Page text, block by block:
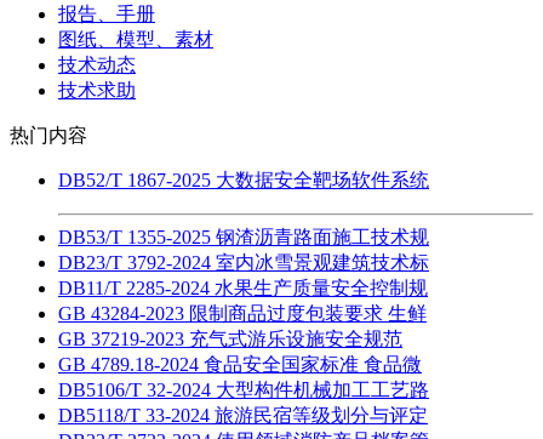
报告、手册
图纸、模型、素材
技术动态
技术求助
热门内容
DB52/T 1867-2025 大数据安全靶场软件系统
DB53/T 1355-2025 钢渣沥青路面施工技术规
DB23/T 3792-2024 室内冰雪景观建筑技术标
DB11/T 2285-2024 水果生产质量安全控制规
GB 43284-2023 限制商品过度包装要求 生鲜
GB 37219-2023 充气式游乐设施安全规范
GB 4789.18-2024 食品安全国家标准 食品微
DB5106/T 32-2024 大型构件机械加工工艺路
DB5118/T 33-2024 旅游民宿等级划分与评定